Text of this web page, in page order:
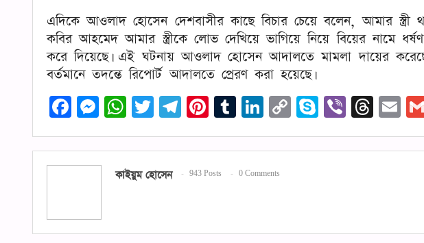
এদিকে আওলাদ হোসেন দেশবাসীর কাছে বিচার চেয়ে বলেন, আমার স্ত্রী
কবির আহমেদ আমার স্ত্রীকে লোভ দেখিয়ে ভাগিয়ে নিয়ে বিয়ের নামে
করে দিয়েছে। এই ঘটনায় আওলাদ হোসেন আদালতে মামলা দায়ের
বর্তমানে তদন্তে রিপোর্ট আদালতে প্রেরণ করা হয়েছে।
Facebook
Messenger
WhatsApp
TwitterTelegram
Pinterest
Tumblr
LinkedIn
CopySkypeViber
কাইয়ুম হোসেন 943 Posts 0 Comments